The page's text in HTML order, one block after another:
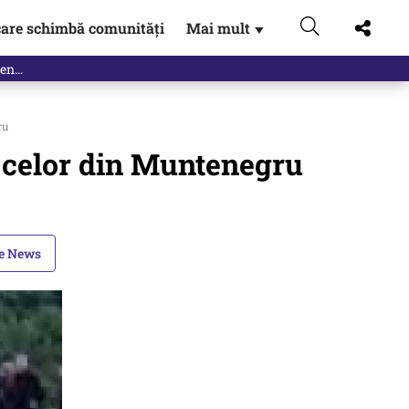
schimbă comunități Mai mult ▼
din Muntenegru
News